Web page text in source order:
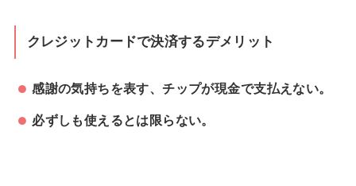
クレジットカードで決済するデメリット
感謝の気持ちを表す、チップが現金で支払えない。
必ずしも使えるとは限らない。